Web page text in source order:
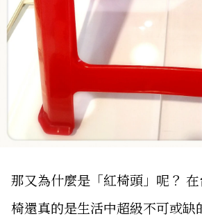
那又為什麼是「紅椅頭」呢？
椅還真的是生活中超級不可或缺